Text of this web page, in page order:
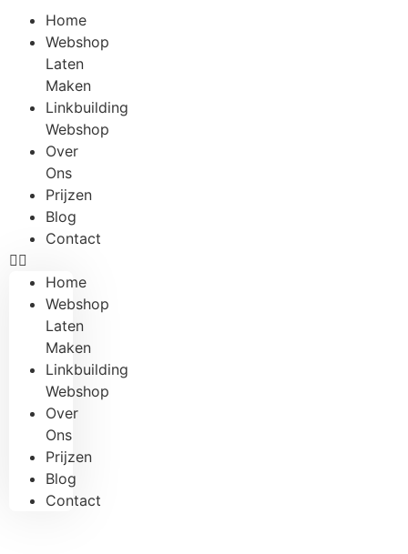
Home
Webshop
Laten
Maken
Linkbuilding
Webshop
Over
Ons
Prijzen
Blog
Contact
Home
Webshop
Laten
Maken
Linkbuilding
Webshop
Over
Ons
Prijzen
Blog
Contact